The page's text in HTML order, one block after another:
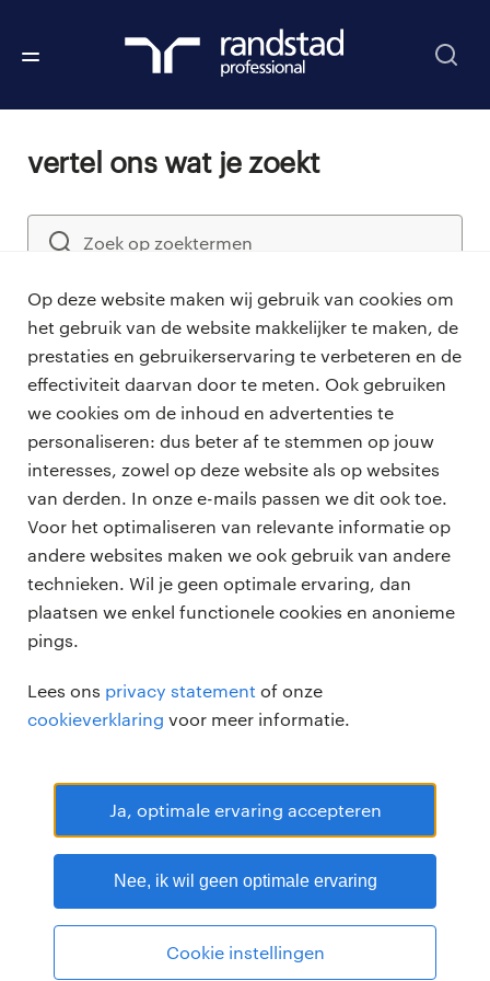
Op deze website maken wij gebruik van cookies om
het gebruik van de website makkelijker te maken, de
prestaties en gebruikerservaring te verbeteren en de
effectiviteit daarvan door te meten. Ook gebruiken
we cookies om de inhoud en advertenties te
personaliseren: dus beter af te stemmen op jouw
interesses, zowel op deze website als op websites
van derden. In onze e-mails passen we dit ook toe.
Voor het optimaliseren van relevante informatie op
andere websites maken we ook gebruik van andere
technieken. Wil je geen optimale ervaring, dan
plaatsen we enkel functionele cookies en anonieme
pings.
Lees ons privacy statement of onze
cookieverklaring voor meer informatie.
Ja, optimale ervaring accepteren
Nee, ik wil geen optimale ervaring
Cookie instellingen
Vertel ons wat je zoekt
Zoeken
professionals
vacatures
zzp-opdrachten
careers for expats
voor opdrachtgevers
vacature plaatsen
over ons
werken bij Randstad
onze kantoren
RANDSTAD PROFESSIONAL is een geregistreerd handelsmerk van
Randstad N.V.
Cookies Disclaimer